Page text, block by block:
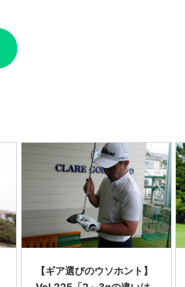
【ギア選びのウソホント】